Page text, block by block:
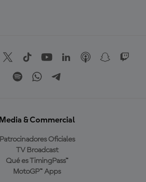
Media & Commercial
Patrocinadores Oficiales
TV Broadcast
Qué es TimingPass™
MotoGP™ Apps